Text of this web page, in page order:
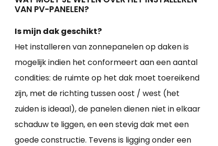
VAN PV-PANELEN?
Is mijn dak geschikt?
Het installeren van zonnepanelen op daken is
mogelijk indien het conformeert aan een aantal
condities: de ruimte op het dak moet toereikend
zijn, met de richting tussen oost / west (het
zuiden is ideaal), de panelen dienen niet in elkaar
schaduw te liggen, en een stevig dak met een
goede constructie. Tevens is ligging onder een